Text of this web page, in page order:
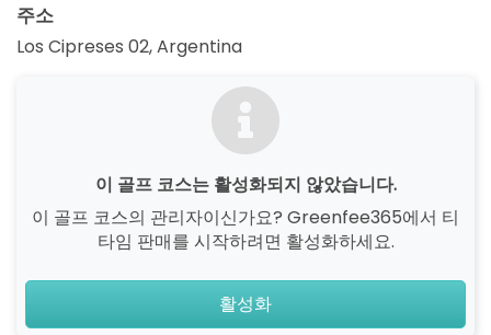
주소
Los Cipreses 02,Argentina
이 골프 코스는 활성화되지 않았습니다.
이 골프 코스의 관리자이신가요? Greenfee365에서 티
타임 판매를 시작하려면 활성화하세요.
활성화